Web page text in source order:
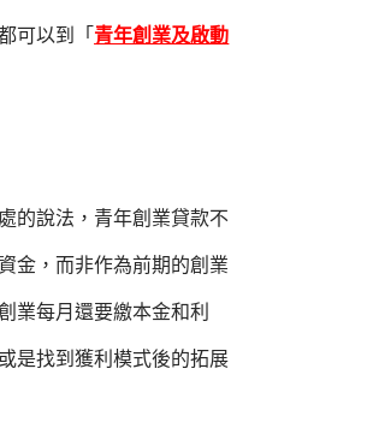
可以到「青年創業及啟動
的說法，青年創業貸款不
金，而非作為前期的創業
業每月還要繳本金和利
是找到獲利模式後的拓展